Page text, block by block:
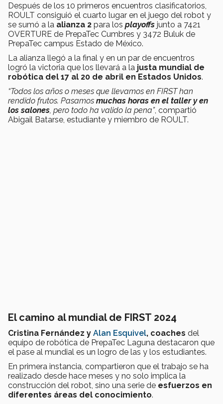
Después de los 10 primeros encuentros clasificatorios,
ROULT consiguió el cuarto lugar en el juego del robot y
se sumó a la alianza 2 para los playoffs junto a 7421
OVERTURE de PrepaTec Cumbres y 3472 Buluk de
PrepaTec campus Estado de México.
La alianza llegó a la final y en un par de encuentros
logró la victoria que los llevará a la justa mundial de
robótica del 17 al 20 de abril en Estados Unidos.
“Todos los años o meses que llevamos en FIRST han
rendido frutos. Pasamos muchas horas en el taller y en
los salones , pero todo ha valido la pena”, compartió
Abigail Batarse, estudiante y miembro de ROULT.
El camino al mundial de FIRST 2024
Cristina Fernández y Alan Esquivel, coaches del
equipo de robótica de PrepaTec Laguna destacaron que
el pase al mundial es un logro de las y los estudiantes.
En primera instancia, compartieron que el trabajo se ha
realizado desde hace meses y no solo implica la
construcción del robot, sino una serie de esfuerzos en
diferentes áreas del conocimiento.